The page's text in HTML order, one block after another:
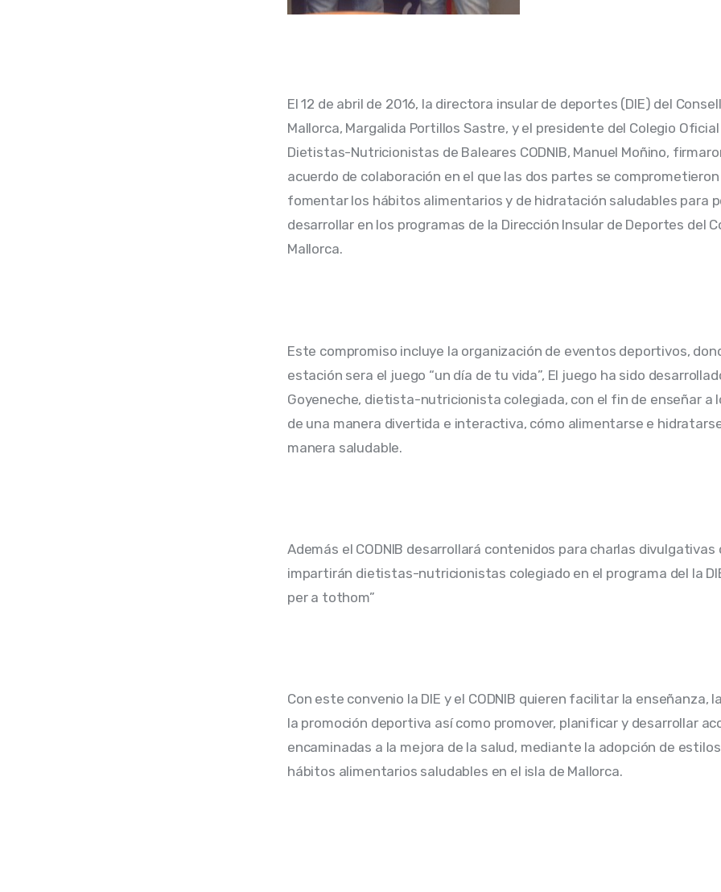
El 12 de abril de 2016, la directora insular de deportes (DIE) del
Mallorca, Margalida Portillos Sastre, y el presidente del Colegio
Dietistas-Nutricionistas de Baleares CODNIB, Manuel Moñino,
acuerdo de colaboración en el que las dos partes se
fomentar los hábitos alimentarios y de hidratación saludables para
desarrollar en los programas de la Dirección Insular de Deportes del
Mallorca.
Este compromiso incluye la organización de eventos deportivos,
estación sera el juego “un día de tu vida”, El juego ha sido
Goyeneche, dietista-nutricionista colegiada, con el fin de enseñar a
de una manera divertida e interactiva, cómo alimentarse e
manera saludable.
Además el CODNIB desarrollará contenidos para charlas divulgativas
impartirán dietistas-nutricionistas colegiado en el programa del la
per a tothom”
Con este convenio la DIE y el CODNIB quieren facilitar la enseñanza,
la promoción deportiva así como promover, planificar y desarrollar
encaminadas a la mejora de la salud, mediante la adopción de
hábitos alimentarios saludables en el isla de Mallorca.